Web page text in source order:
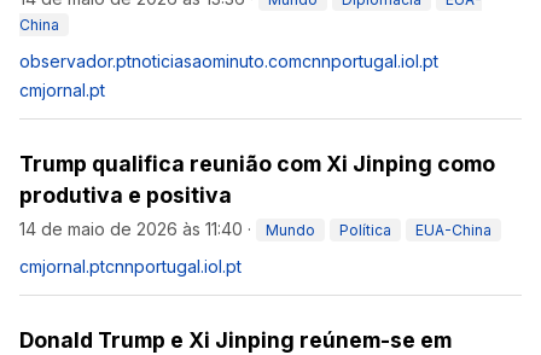
China
observador.ptnoticiasaominuto.comcnnportugal.iol.pt
cmjornal.pt
Trump qualifica reunião com Xi Jinping como
produtiva e positiva
14 de maio de 2026 às 11:40 · Mundo Política EUA-China
cmjornal.ptcnnportugal.iol.pt
Donald Trump e Xi Jinping reúnem-se em